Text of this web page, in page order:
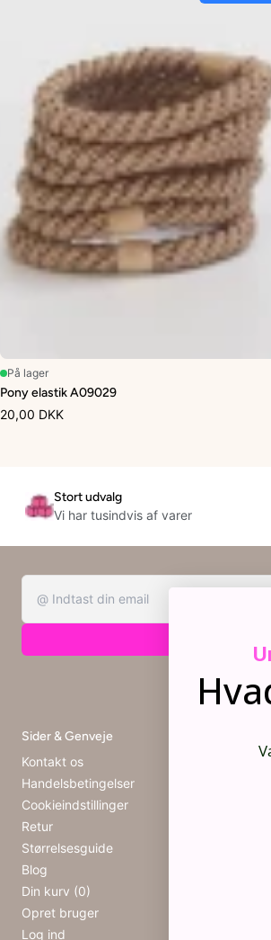
På lager
Pony elastik A09029
20,00 DKK
Stort udvalg
Vi har tusindvis af varer
Sider & Genveje
Kontakt os
Handelsbetingelser
Cookieindstillinger
Retur
Størrelsesguide
Blog
Din kurv (0)
Opret bruger
Log ind